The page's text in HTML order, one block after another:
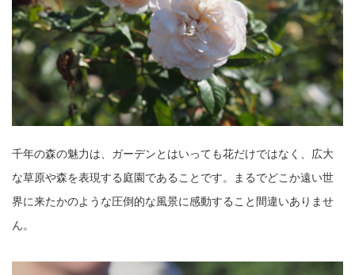
千年の森の魅力は、ガーデンとはいっても花だけではなく、広大
な草原や森を表現する庭園であることです。まるでどこか遠い世
界に来たかのような圧倒的な風景に感動すること間違いありませ
ん。